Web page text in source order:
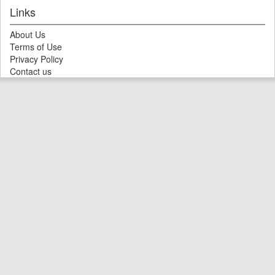
Links
About Us
Terms of Use
Privacy Policy
Contact us